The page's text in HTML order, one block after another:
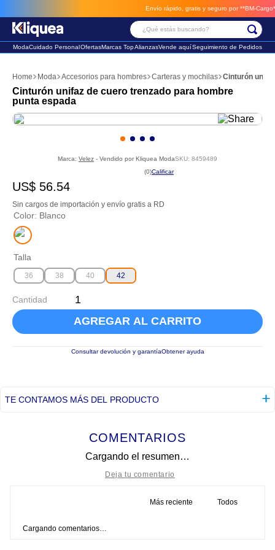
Envío rápido, gratis y seguro por **BM-Cargo**
¿Qué estás buscando?
ModaCuidado PersonalOfertasMarcas TopAlianzasVende aquíSeguimiento de Pedidos
Moda Accesorios para hombres Carteras y mochilas Cinturón
Cinturón unifaz de cuero trenzado para hombre
punta espada
Marca: Velez - Vendido por Kliquea ModaSKU: 8459489
☆
(0)
US$ 56.54
Sin cargos de importación y envío gratis a RD
Color: Blanco
Talla
36 38 40 42
Cantidad
AGREGAR AL CARRITO
Consultar devolución y garantíaObtener ayuda
TE CONTAMOS MÁS DEL PRODUCTO
COMENTARIOS
Cargando el resumen…
Más reciente Todos
Cargando comentarios…
2. sandalia
3. futbol